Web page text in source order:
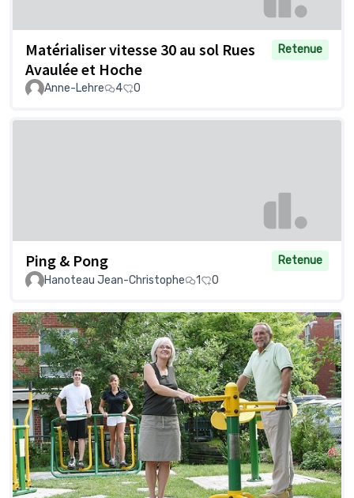
Matérialiser vitesse 30 au sol Rues
Avaulée et Hoche
Retenue
Anne-Lehre 4 0
Ping & Pong
Retenue
Hanoteau Jean-Christophe
1 0